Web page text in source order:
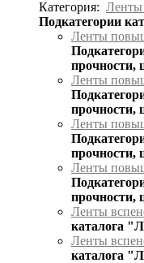
Категория: Ленты
Подкатегории
Ленты
прочности,
Ленты
прочности,
Ленты
прочности,
Ленты
прочности,
Ленты
каталога
Ленты
каталога